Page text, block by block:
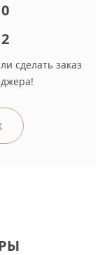
сделать заказ